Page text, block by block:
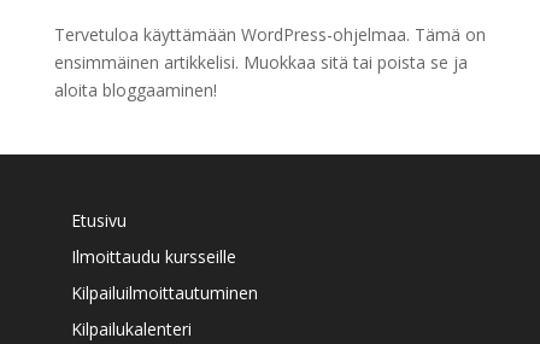
Tervetuloa käyttämään WordPress-ohjelmaa. Tämä on
ensimmäinen artikkelisi. Muokkaa sitä tai poista se ja
aloita bloggaaminen!
Etusivu
Ilmoittaudu kursseille
Kilpailuilmoittautuminen
Kilpailukalenteri